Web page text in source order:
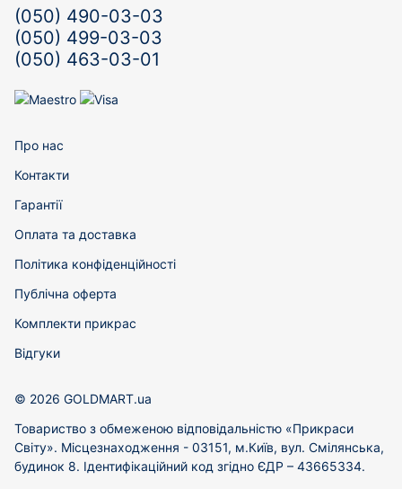
(050) 490-03-03
(050) 499-03-03
(050) 463-03-01
Про нас
Контакти
Гарантії
Оплата та доставка
Політика конфіденційності
Публічна оферта
Комплекти прикрас
Відгуки
© 2026 GOLDMART.ua
Товариство з обмеженою відповідальністю «Прикраси
Світу». Місцезнаходження - 03151, м.Київ, вул. Смілянська,
будинок 8. Ідентифікаційний код згідно ЄДР – 43665334.